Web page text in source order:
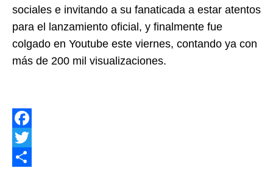
sociales e invitando a su fanaticada a estar atentos
para el lanzamiento oficial, y finalmente fue
colgado en Youtube este viernes, contando ya con
más de 200 mil visualizaciones.
Facebook
Twitter